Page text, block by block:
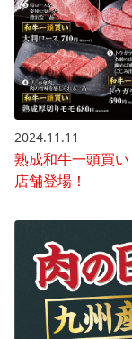
2024.11.11
熟成和牛一頭買
店舗登場！